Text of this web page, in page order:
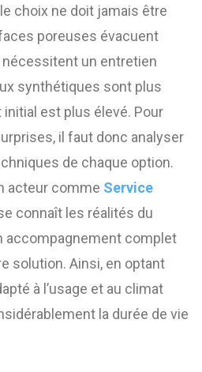
choix ne doit jamais être
poreuses évacuent
nécessitent un entretien
synthétiques sont plus
est plus élevé. Pour
il faut donc analyser
de chaque option.
acteur comme Service
connaît les réalités du
accompagnement complet
solution. Ainsi, en optant
à l’usage et au climat
la durée de vie